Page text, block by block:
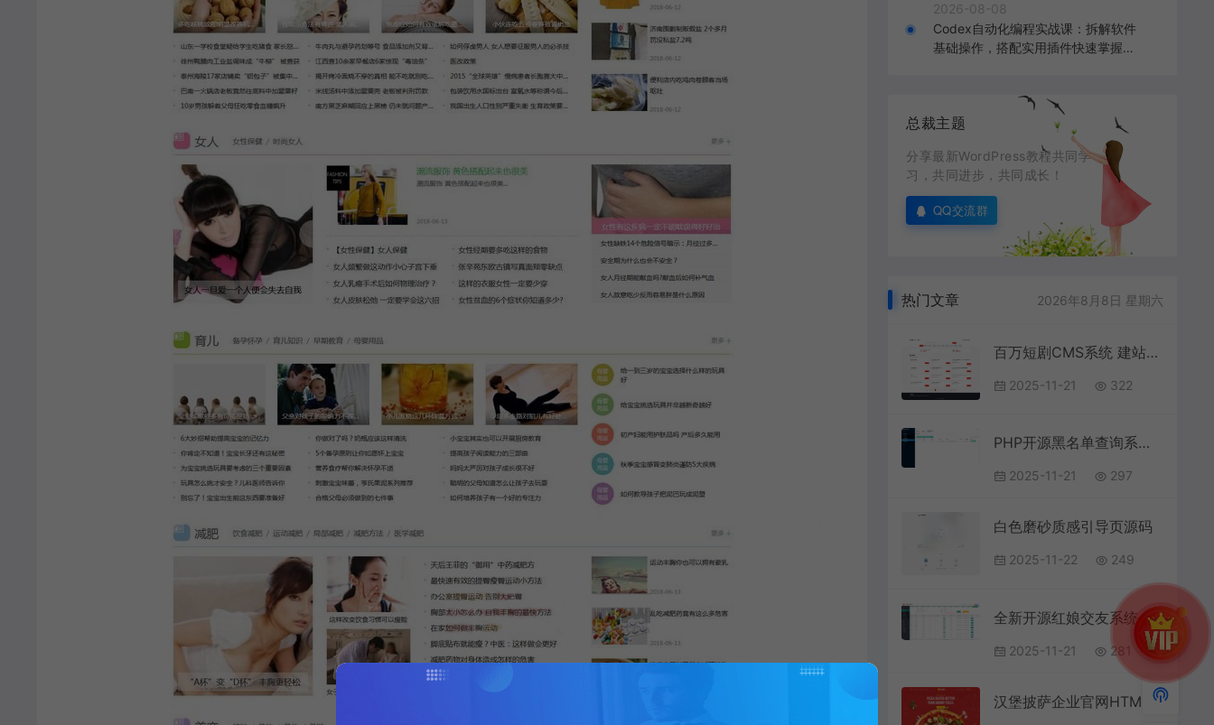
2026-08-08
Codex自动化编程实战课：拆解软件
基础操作，搭配实用插件快速掌握AI
总裁主题
分享最新WordPress教程共同学
习，共同进步，共同成长！
QQ交流群
热门文章 2026年8月8日 星期六
百万短剧CMS系统 建站系统CMS 支持全网网盘转存拉新
2025-11-21 322
PHP开源黑名单查询系统源码
2025-11-21 297
白色磨砂质感引导页源码
2025-11-22 249
全新开源红娘交友系统定制版源码|相亲交友小程序源码|可二次开发
2025-11-21 281
汉堡披萨企业官网HTML模板